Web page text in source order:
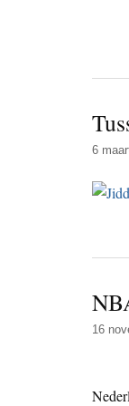
6
16